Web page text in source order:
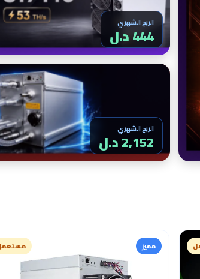
الربح الشهري
444 د.ل
الربح الشهري
2,152 د.ل
مميز